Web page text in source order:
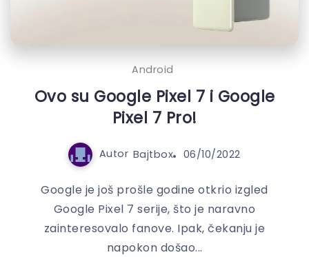
Android
Ovo su Google Pixel 7 i Google
Pixel 7 Pro!
Autor Bajtbox 06/10/2022
Google je još prošle godine otkrio izgled
Google Pixel 7 serije, što je naravno
zainteresovalo fanove. Ipak, čekanju je
napokon došao...